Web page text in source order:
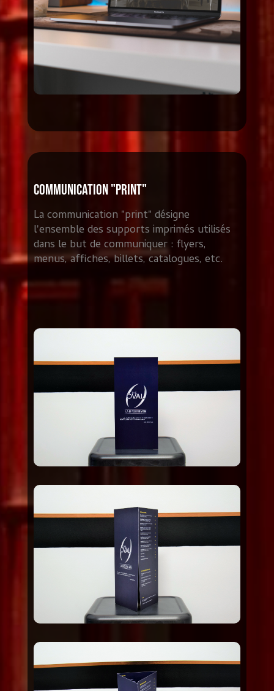
Communication "Print"
La communication "print" désigne
l'ensemble des supports imprimés utilisés
dans le but de communiquer : flyers,
menus, affiches, billets, catalogues, etc.